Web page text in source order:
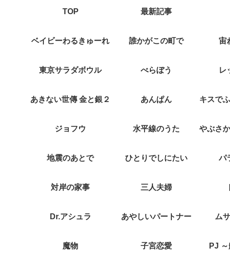
TOP 最新記事
ベイビーわるきゅーれ 誰かがこの町で 宙
東京サラダボウル べらぼう レ
あきない世傳 金と銀２ あんぱん
ジョフウ 水平線のうた
地震のあとで ひとりでしにたい パ
対岸の家事 三人夫婦
Dr.アシュラ あやしいパートナー ム
魔物 子宮恋愛 PJ